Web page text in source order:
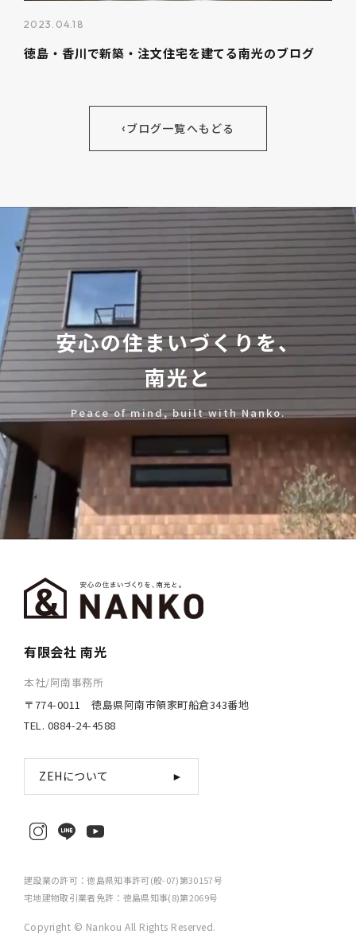
2023.04.18
徳島・香川で新築・注文住宅を建てる南光のブログ
‹ブログ一覧へもどる
安心の住まいづくりを、
南光と
Peace of mind, built with Nanko.
有限会社 南光
本社/阿南事務所
〒774-0011 徳島県阿南市領家町船倉343番地
TEL. 0884-24-4588
ZEHについて ►
建設業の許可：徳島県知事許可(般-07)第30157号
宅地建物取引業者免許：徳島県知事(8)第2069号
Copyright © Nankou All Rights Reserved.